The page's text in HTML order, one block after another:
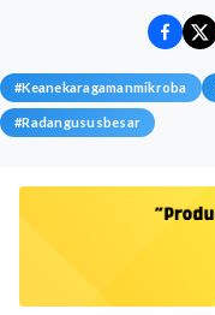
#Keanekaragamanmikroba
#Radangususbesar